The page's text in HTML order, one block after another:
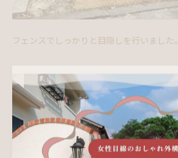
フェンスでしっかりと目隠しを行いました。
BEFORE